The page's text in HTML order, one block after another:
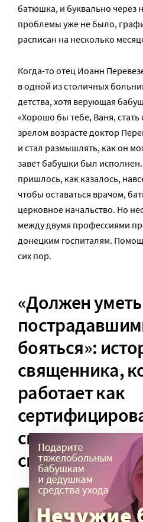
батюшка, и буквально через
проблемы уже не было,
расписан на несколько
Когда-то отец Иоанн
в одной из столичных
детства, хотя верующая
«Хорошо бы тебе, Ваня,
зрелом возрасте доктор
и стал размышлять, как он
завет бабушки был
пришлось, как казалось,
чтобы оставаться врачом,
церковное начальство. Но
между двумя профессиями
донецким госпиталям.
сих пор.
«Должен уметь
бояться»:
священника,
работает как
спасатель в
ситуациях